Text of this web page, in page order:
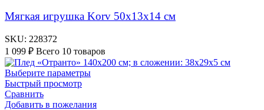
Мягкая игрушка Korv 50х13х14 см
SKU: 228372
1 099 ₽ Всего 10 товаров
Выберите параметры
Быстрый просмотр
Сравнить
Добавить в пожелания